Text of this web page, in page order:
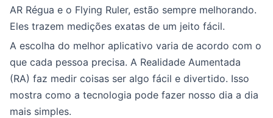
AR Régua e o Flying Ruler, estão sempre melhorando.
Eles trazem medições exatas de um jeito fácil.
A escolha do melhor aplicativo varia de acordo com o
que cada pessoa precisa. A Realidade Aumentada
(RA) faz medir coisas ser algo fácil e divertido. Isso
mostra como a tecnologia pode fazer nosso dia a dia
mais simples.